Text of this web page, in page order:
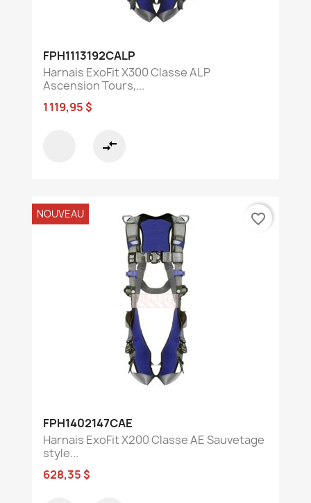
FPH1113192CALP
Harnais ExoFit X300 Classe ALP
Ascension Tours,...
1 119,95 $
compare_arrows
FPH1402147CAE
Harnais ExoFit X200 Classe AE Sauvetage
style...
628,35 $
NOUVEAU favorite_border